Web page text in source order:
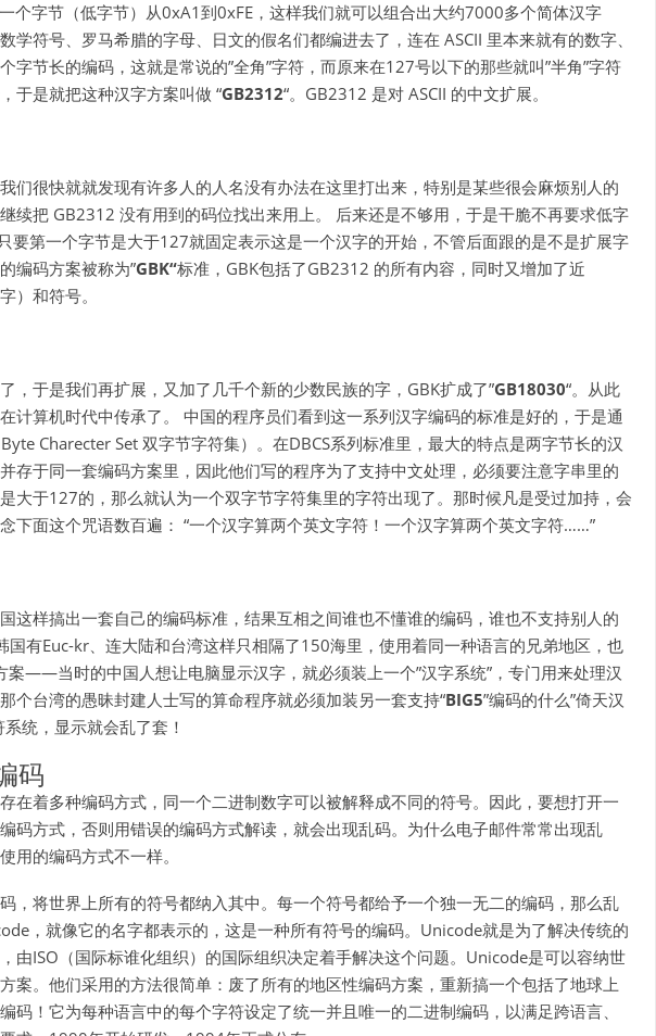
个字节（低字节）从0xA1到0xFE，这样我们就可以组合出大约7000多个简体汉字
学符号、罗马希腊的字母、日文的假名们都编进去了，连在 ASCII 里本来就有的数字、
字节长的编码，这就是常说的”全角”字符，而原来在127号以下的那些就叫”半角”字符
于是就把这种汉字方案叫做 “GB2312“。GB2312 是对 ASCII 的中文扩展。
们很快就就发现有许多人的人名没有办法在这里打出来，特别是某些很会麻烦别人的
续把 GB2312 没有用到的码位找出来用上。 后来还是不够用，于是干脆不再要求低字
要第一个字节是大于127就固定表示这是一个汉字的开始，不管后面跟的是不是扩展字
编码方案被称为”GBK“标准，GBK包括了GB2312 的所有内容，同时又增加了近
）和符号。
，于是我们再扩展，又加了几千个新的少数民族的字，GBK扩成了”GB18030“。从此
计算机时代中传承了。 中国的程序员们看到这一系列汉字编码的标准是好的，于是通
Charecter Set 双字节字符集）。在DBCS系列标准里，最大的特点是两字节长的汉
存于同一套编码方案里，因此他们写的程序为了支持中文处理，必须要注意字串里的
大于127的，那么就认为一个双字节字符集里的字符出现了。那时候凡是受过加持，会
下面这个咒语数百遍： “一个汉字算两个英文字符！一个汉字算两个英文字符……”
这样搞出一套自己的编码标准，结果互相之间谁也不懂谁的编码，谁也不支持别人的
国有Euc-kr、连大陆和台湾这样只相隔了150海里，使用着同一种语言的兄弟地区，也
案——当时的中国人想让电脑显示汉字，就必须装上一个”汉字系统”，专门用来处理汉
个台湾的愚昧封建人士写的算命程序就必须加装另一套支持“BIG5”编码的什么”倚天汉
统，显示就会乱了套！
码
在着多种编码方式，同一个二进制数字可以被解释成不同的符号。因此，要想打开一
码方式，否则用错误的编码方式解读，就会出现乱码。为什么电子邮件常常出现乱
用的编码方式不一样。
，将世界上所有的符号都纳入其中。每一个符号都给予一个独一无二的编码，那么乱
，就像它的名字都表示的，这是一种所有符号的编码。Unicode就是为了解决传统的
由ISO（国际标谁化组织）的国际组织决定着手解决这个问题。Unicode是可以容纳世
案。他们采用的方法很简单：废了所有的地区性编码方案，重新搞一个包括了地球上
码！它为每种语言中的每个字符设定了统一并且唯一的二进制编码，以满足跨语言、